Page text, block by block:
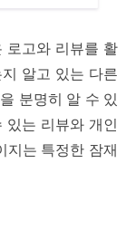
로고와 리뷰를 활
알고 있는 다른
분명히 알 수 있
있는 리뷰와 개인
지는 특정한 잠재